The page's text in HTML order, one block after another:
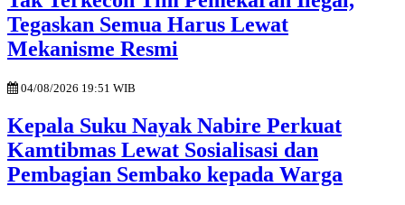
Tegaskan Semua Harus Lewat
Mekanisme Resmi
04/08/2026 19:51 WIB
Kepala Suku Nayak Nabire Perkuat
Kamtibmas Lewat Sosialisasi dan
Pembagian Sembako kepada Warga